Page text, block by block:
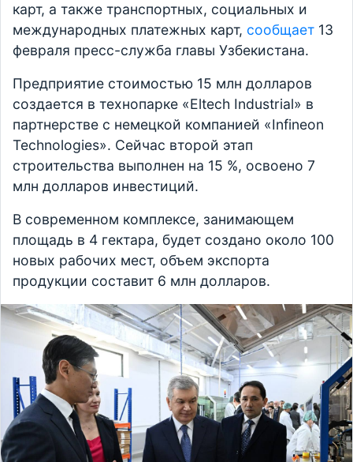
карт, а также транспортных, социальных и
международных платежных карт, сообщает 13
февраля пресс-служба главы Узбекистана.
Предприятие стоимостью 15 млн долларов
создается в технопарке «Eltech Industrial» в
партнерстве с немецкой компанией «Infineon
Technologies». Сейчас второй этап
строительства выполнен на 15 %, освоено 7
млн долларов инвестиций.
В современном комплексе, занимающем
площадь в 4 гектара, будет создано около 100
новых рабочих мест, объем экспорта
продукции составит 6 млн долларов.